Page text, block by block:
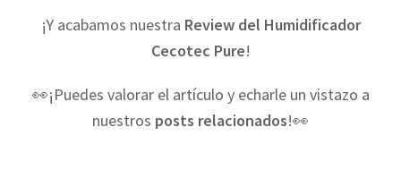
¡Y acabamos nuestra Review del Humidificador
Cecotec Pure!
👀¡Puedes valorar el artículo y echarle un vistazo a
nuestros posts relacionados!👀